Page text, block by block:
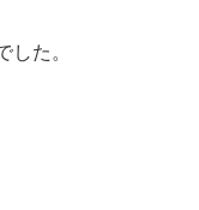
した。